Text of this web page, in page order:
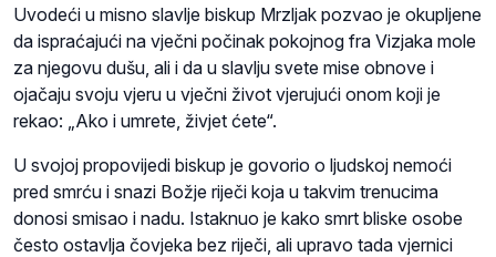
Uvodeći u misno slavlje biskup Mrzljak pozvao je okupljene
da ispraćajući na vječni počinak pokojnog fra Vizjaka mole
za njegovu dušu, ali i da u slavlju svete mise obnove i
ojačaju svoju vjeru u vječni život vjerujući onom koji je
rekao: „Ako i umrete, živjet ćete“.
U svojoj propovijedi biskup je govorio o ljudskoj nemoći
pred smrću i snazi Božje riječi koja u takvim trenucima
donosi smisao i nadu. Istaknuo je kako smrt bliske osobe
često ostavlja čovjeka bez riječi, ali upravo tada vjernici